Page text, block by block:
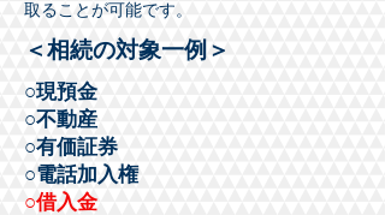
取ることが可能です。
＜相続の対象一例＞
○現預金
​○不動産
○有価証券
○電話加入権
○借入金